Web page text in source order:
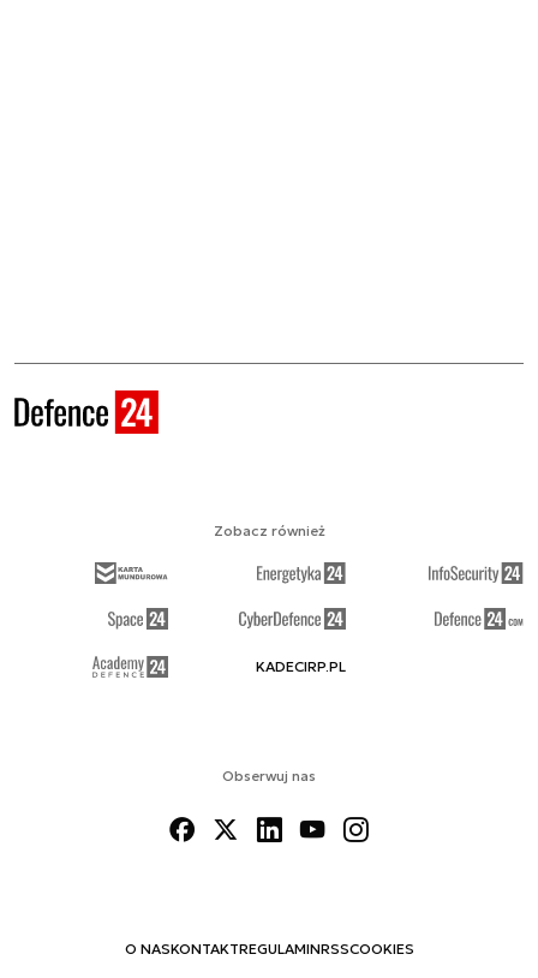
Obserwuj nas
O NASKONTAKTREGULAMINRSSCOOKIES
Zobacz również
KADECIRP.PL